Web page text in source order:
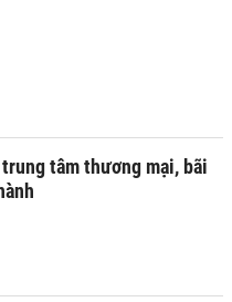
tâm thương mại, bãi